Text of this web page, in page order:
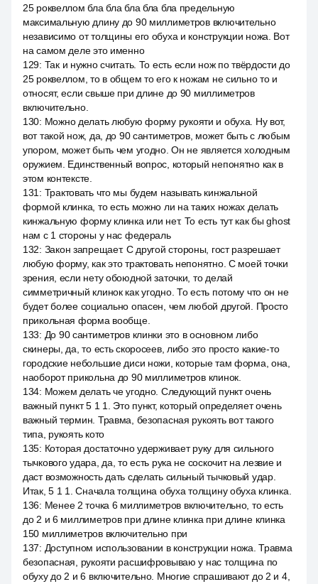
25 роквеллом бла бла бла бла бла предельную
максимальную длину до 90 миллиметров включительно
независимо от толщины его обуха и конструкции ножа. Вот
на самом деле это именно
129: Так и нужно считать. То есть если нож по твёрдости до
25 роквеллом, то в общем то его к ножам не сильно то и
относят, если свыше при длине до 90 миллиметров
включительно.
130: Можно делать любую форму рукояти и обуха. Ну вот,
вот такой нож, да, до 90 сантиметров, может быть с любым
упором, может быть чем угодно. Он не является холодным
оружием. Единственный вопрос, который непонятно как в
этом контексте.
131 : Трактовать что мы будем называть кинжальной
формой клинка, то есть можно ли на таких ножах делать
кинжальную форму клинка или нет. То есть тут как бы ghost
нам с 1 стороны у нас федераль
132: Закон запрещает. С другой стороны, гост разрешает
любую форму, как это трактовать непонятно. С моей точки
зрения, если нету обоюдной заточки, то делай
симметричный клинок как угодно. То есть потому что он не
будет более социально опасен, чем любой другой. Просто
прикольная форма вообще.
133: До 90 сантиметров клинки это в основном либо
скинеры, да, то есть скоросеев, либо это просто какие-то
городские небольшие диси ножи, которые там форма, она,
наоборот прикольна до 90 миллиметров клинок.
134: Можем делать че угодно. Следующий пункт очень
важный пункт 5 1 1. Это пункт, который определяет очень
важный термин. Травма, безопасная рукоять вот такого
типа, рукоять кото
135: Которая достаточно удерживает руку для сильного
тычкового удара, да, то есть рука не соскочит на лезвие и
даст возможность дать сделать сильный тычковый удар.
Итак, 5 1 1. Сначала толщина обуха толщину обуха клинка.
136: Менее 2 точка 6 миллиметров включительно, то есть
до 2 и 6 миллиметров при длине клинка при длине клинка
150 миллиметров включительно при
137: Доступном использовании в конструкции ножа. Травма
безопасная, рукояти расшифровываю у нас толщина по
обуху до 2 и 6 включительно. Многие спрашивают до 2 и 4,